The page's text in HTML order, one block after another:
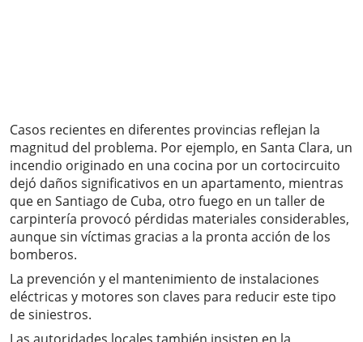
Casos recientes en diferentes provincias reflejan la
magnitud del problema. Por ejemplo, en Santa Clara, un
incendio originado en una cocina por un cortocircuito
dejó daños significativos en un apartamento, mientras
que en Santiago de Cuba, otro fuego en un taller de
carpintería provocó pérdidas materiales considerables,
aunque sin víctimas gracias a la pronta acción de los
bomberos.
La prevención y el mantenimiento de instalaciones
eléctricas y motores son claves para reducir este tipo
de siniestros.